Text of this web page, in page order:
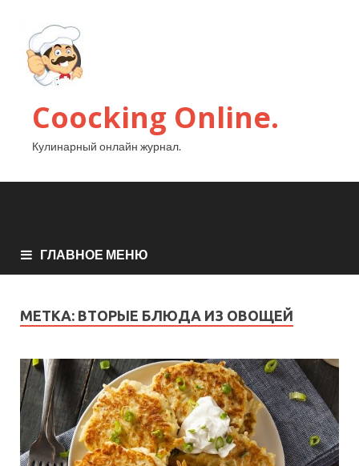
Coocking Online.
Кулинарный онлайн журнал.
ГЛАВНОЕ МЕНЮ
МЕТКА: ВТОРЫЕ БЛЮДА ИЗ ОВОЩЕЙ